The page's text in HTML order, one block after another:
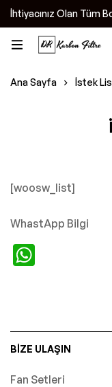
İhtiyacınız Olan Tüm
Ana Sayfa İstek
[woosw_list]
WhastApp Bilgi
BIZE ULAŞIN
Fan Setleri